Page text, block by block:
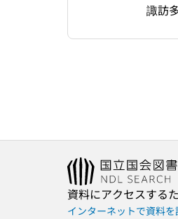
諏訪
資料にアクセスする
インターネットで資料を